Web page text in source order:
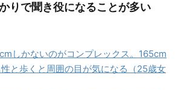
りで聞き役になることが多い
しかないのがコンプレックス。165cm
性と歩くと周囲の目が気になる（25歳女